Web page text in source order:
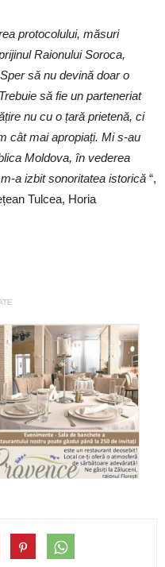
protocolului, măsuri
Raionului Soroca,
să nu devină doar o
să fie un parteneriat
nu cu o țară prietenă, ci
cât mai apropiați. Mi s-au
Moldova, în vederea
a izbit sonoritatea istorică “,
Tulcea, Horia